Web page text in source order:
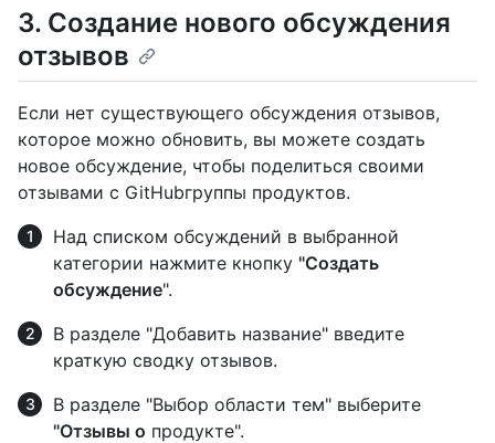
3. Создание нового обсуждения
отзывов
Если нет существующего обсуждения отзывов,
которое можно обновить, вы можете создать
новое обсуждение, чтобы поделиться своими
отзывами с GitHubгруппы продуктов.
Над списком обсуждений в выбранной
категории нажмите кнопку "Создать
обсуждение".
В разделе "Добавить название" введите
краткую сводку отзывов.
В разделе "Выбор области тем" выберите
"Отзывы о продукте".